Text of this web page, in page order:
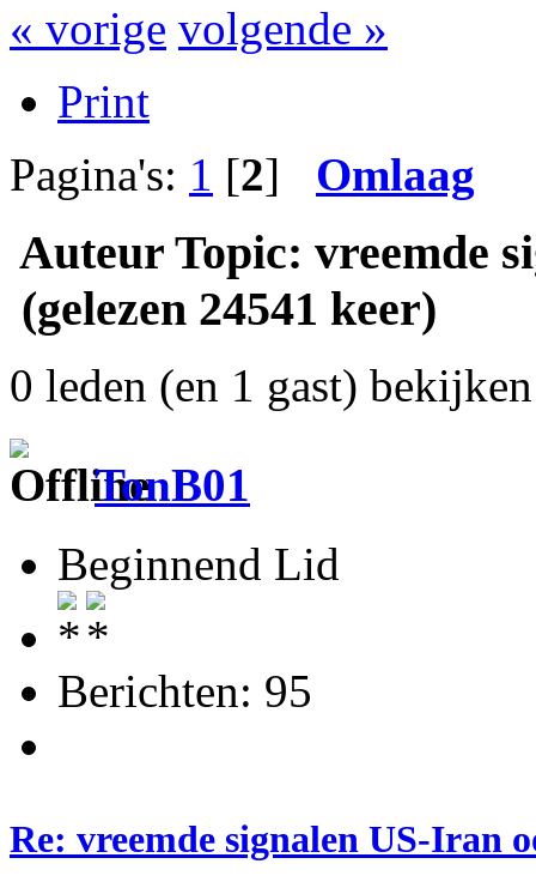
« vorige volgende »
Print
Pagina's: 1 [2] Omlaag
Auteur Topic: vreemde
(gelezen 24541 keer)
0 leden (en 1 gast)
TonB01
Beginnend Lid
Berichten: 95
Re: vreemde signalen US-Iran